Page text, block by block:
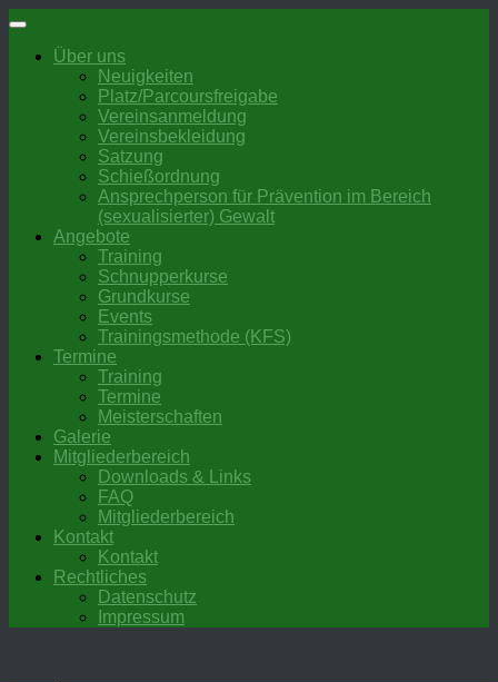
Zum
springenÜber uns
Neuigkeiten
Platz/Parcoursfreigabe
Vereinsanmeldung
Vereinsbekleidung
Satzung
Schießordnung
Ansprechperson für Prävention im Bereich
(sexualisierter) Gewalt
Angebote
Training
Schnupperkurse
Grundkurse
Events
Trainingsmethode (KFS)
Termine
Training
Termine
Meisterschaften
Galerie
Mitgliederbereich
Downloads & Links
FAQ
Mitgliederbereich
Kontakt
Kontakt
Rechtliches
Datenschutz
Impressum